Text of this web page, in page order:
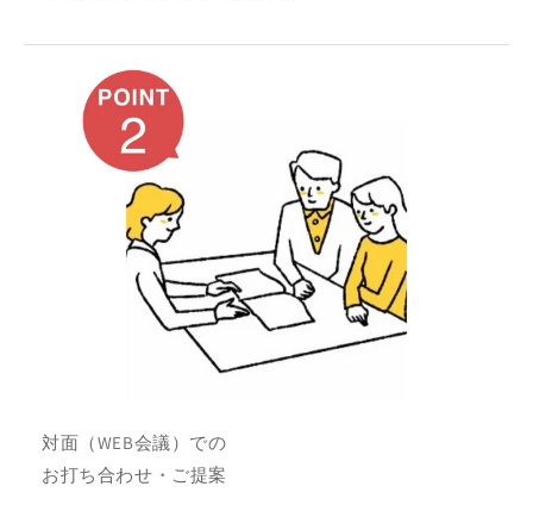
対面（WEB会議）での
お打ち合わせ・ご提案